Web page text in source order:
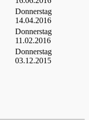
Donnerstag
14.04.2016
Donnerstag
11.02.2016
Donnerstag
03.12.2015